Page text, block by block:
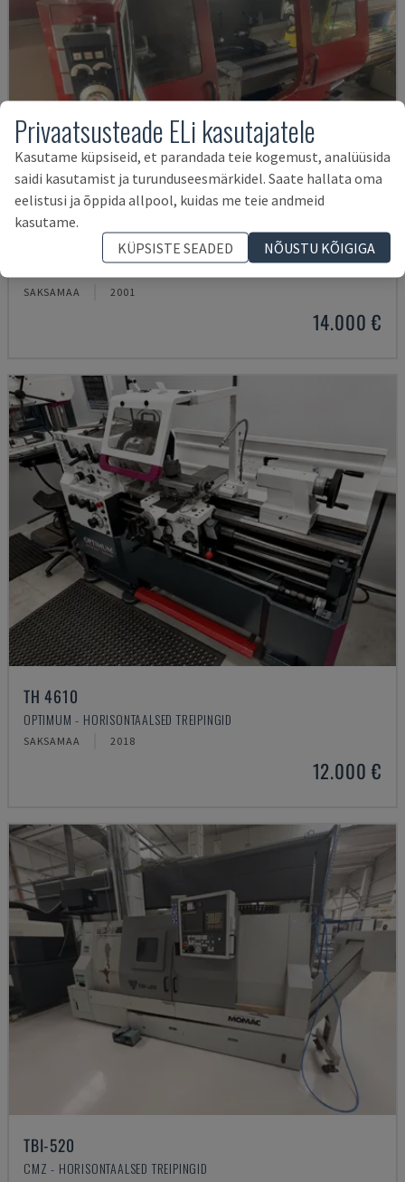
EMCOMAT 200X1000
SAKSAMAA 2001
14.000 €
TH 4610
OPTIMUM - HORISONTAALSED TREIPINGID
SAKSAMAA 2018
12.000 €
TBI-520
CMZ - HORISONTAALSED TREIPINGID
Privaatsusteade ELi kasutajatele
Kasutame küpsiseid, et parandada teie kogemust, analüüsida
saidi kasutamist ja turunduseesmärkidel. Saate hallata oma
eelistusi ja õppida allpool, kuidas me teie andmeid
kasutame.
KÜPSISTE SEADED
NÕUSTU KÕIGIGA